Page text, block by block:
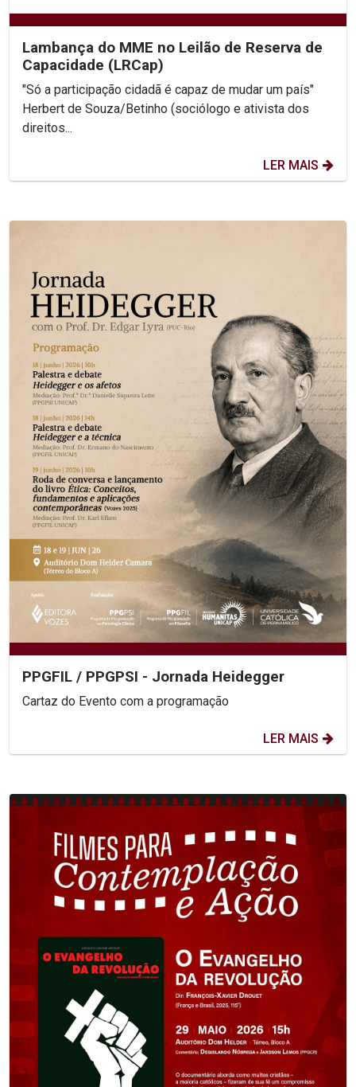
Lambança do MME no Leilão de Reserva de
Capacidade (LRCap)
"Só a participação cidadã é capaz de mudar um país"
Herbert de Souza/Betinho (sociólogo e ativista dos
direitos...
LER MAIS
PPGFIL / PPGPSI - Jornada Heidegger
Cartaz do Evento com a programação
LER MAIS